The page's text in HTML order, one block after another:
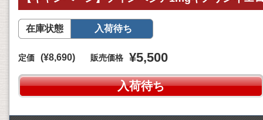
在庫状態 入荷待ち
定価 (¥8,690) 販売価格 ¥5,500
入荷待ち